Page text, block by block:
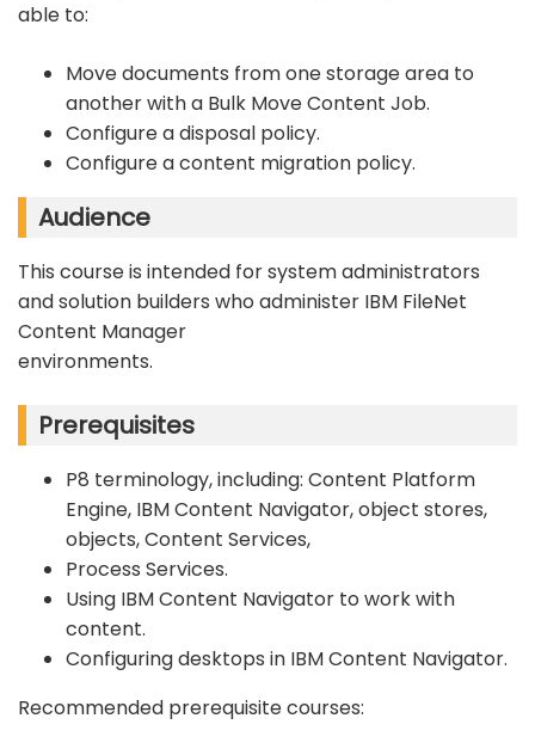
able to:
Move documents from one storage area to
another with a Bulk Move Content Job.
Configure a disposal policy.
Configure a content migration policy.
Audience
This course is intended for system administrators
and solution builders who administer IBM FileNet
Content Manager
environments.
Prerequisites
P8 terminology, including: Content Platform
Engine, IBM Content Navigator, object stores,
objects, Content Services,
Process Services.
Using IBM Content Navigator to work with
content.
Configuring desktops in IBM Content Navigator.
Recommended prerequisite courses: